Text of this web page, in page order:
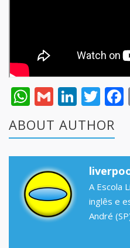
WhatsApp
Gmail
ABOUT AUTHOR
A Escola
inglês e
André